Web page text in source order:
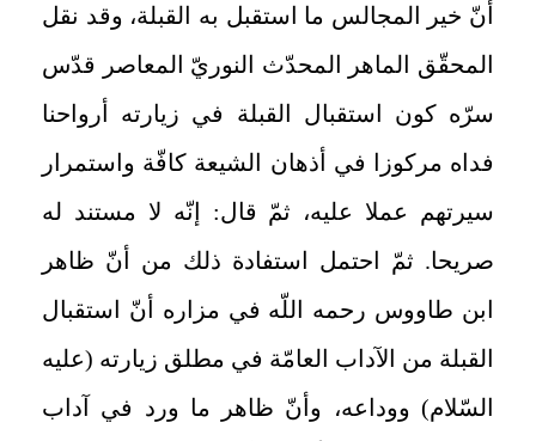
أنّ خير المجالس ما استقبل به القبلة، وقد نقل
المحقّق الماهر المحدّث النوريّ المعاصر قدّس
سرّه كون استقبال القبلة في زيارته أرواحنا
فداه مركوزا في أذهان الشيعة كافّة واستمرار
سيرتهم عملا عليه، ثمّ قال: إنّه لا مستند له
صريحا. ثمّ احتمل استفادة ذلك من أنّ ظاهر
ابن طاووس رحمه اللّه في مزاره أنّ استقبال
القبلة من الآداب العامّة في مطلق زيارته (عليه
السّلام) ووداعه، وأنّ ظاهر ما ورد في آداب